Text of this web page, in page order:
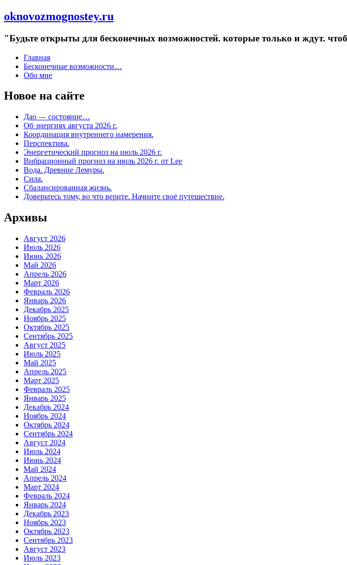
oknovozmognostey.ru
"Будьте открыты для бесконечных возможностей. которые только и ждут.
Главная
Бесконечные возможности…
Обо мне
Новое на сайте
Дао — состояние…
Об энергиях августа 2026 г.
Координация внутреннего намерения.
Перспектива.
Энергетический прогноз на июль 2026 г.
Вибрационный прогноз на июль 2026 г. от Lee
Вода. Древние Лемуры.
Сила.
Сбалансированная жизнь.
Доверьтесь тому, во что верите. Начните своё путешествие.
Архивы
Август 2026
Июль 2026
Июнь 2026
Май 2026
Апрель 2026
Март 2026
Февраль 2026
Январь 2026
Декабрь 2025
Ноябрь 2025
Октябрь 2025
Сентябрь 2025
Август 2025
Июль 2025
Май 2025
Апрель 2025
Март 2025
Февраль 2025
Январь 2025
Декабрь 2024
Ноябрь 2024
Октябрь 2024
Сентябрь 2024
Август 2024
Июль 2024
Июнь 2024
Май 2024
Апрель 2024
Март 2024
Февраль 2024
Январь 2024
Декабрь 2023
Ноябрь 2023
Октябрь 2023
Сентябрь 2023
Август 2023
Июль 2023